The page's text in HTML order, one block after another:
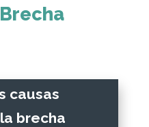
causas
brecha